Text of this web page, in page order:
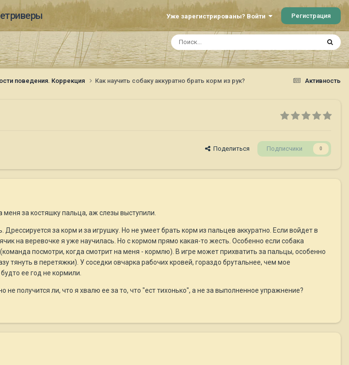
Уже зарегистрированы? Войти Регистрация
Активность
поведения. Коррекция Как научить собаку аккуратно брать корм из рук?
Поделиться Подписчики 0
за костяшку пальца, аж слезы выступили.
за корм и за игрушку. Но не умеет брать корм из пальцев аккуратно. Если войдет в
на веревочке я уже научилась. Но с кормом прямо какая-то жесть. Особенно если собака
посмотри, когда смотрит на меня - кормлю). В игре может прихватить за пальцы, особенно
тянуть в перетяжки). У соседки овчарка рабочих кровей, гораздо брутальнее, чем мое
ее год не кормили.
не получится ли, что я хвалю ее за то, что "ест тихонько", а не за выполненное упражнение?